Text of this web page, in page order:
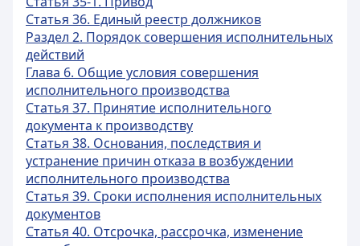
Статья 36. Единый реестр должников
Раздел 2. Порядок совершения исполнительных
действий
Глава 6. Общие условия совершения
исполнительного производства
Статья 37. Принятие исполнительного
документа к производству
Статья 38. Основания, последствия и
устранение причин отказа в возбуждении
исполнительного производства
Статья 39. Сроки исполнения исполнительных
документов
Статья 40. Отсрочка, рассрочка, изменение